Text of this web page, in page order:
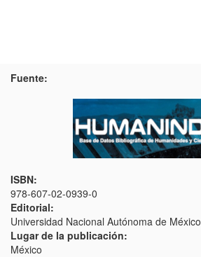
Fuente:
ISBN:
978-607-02-0939-0
Editorial:
Universidad Nacional Autónoma de México
Lugar de la publicación:
México